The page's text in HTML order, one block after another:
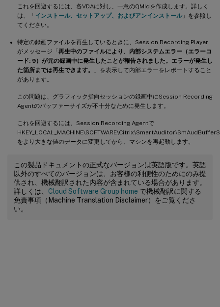
これを回避するには、各VDAに対し、一意のQMIdを作成します。詳しく
は、「インストール、セットアップ、およびアンインストール」を参照し
てください。
特定の録画ファイルを再生しているときに、Session Recording Player
がメッセージ「再生中のファイルにより、内部システムエラー（エラーコ
ード: 9）が元の録画中に発生したことが報告されました。エラーが発生し
た箇所までは再生できます。
」を表示して内部エラーをレポートすること
があります。
この問題は、グラフィック指向セッションの録画中にSession Recording
Agentのバッファーサイズが不十分なために発生します。
これを回避するには、Session Recording Agentで
をより大きな値のデータに変更してから、マシンを再起動します。
この製品ドキュメントの正式なバージョンは英語版です。英語
以外のすべてのバージョンは、お客様の利便性のためにのみ提
供され、機械翻訳された内容が含まれている場合があります。
詳しくは、 Cloud Software Group home で機械翻訳に関する
免責事項（Machine Translation Disclaimer）をご覧くださ
い。